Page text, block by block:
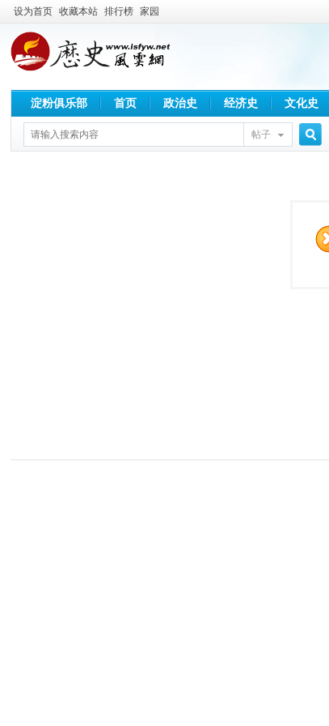
设为首页 收藏本站 排行榜 家园
淀粉俱乐部 首页 政治史 经济史 文化史
帖子